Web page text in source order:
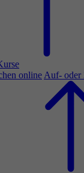
online Auf- oder